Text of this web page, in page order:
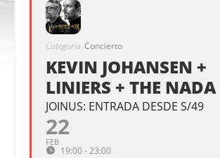
Categoría Concierto
KEVIN JOHANSEN +
LINIERS + THE NADA
JOINUS: ENTRADA DESDE S/49
22
FEB
19:00 - 23:00